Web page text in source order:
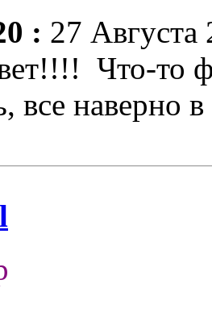
: 27 Августа
Что-то
все наверно